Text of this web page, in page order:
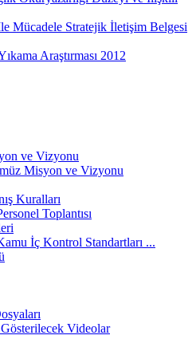
Mücadele Stratejik İletişim Belgesi
Araştırması 2012
ve Vizyonu
Misyon ve Vizyonu
Kuralları
Toplantısı
İç Kontrol Standartları ...
Videolar